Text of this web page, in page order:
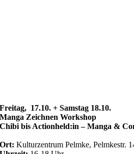
Freitag, 17.10. + Samstag 18.10.
Manga Zeichnen Workshop
Chibi bis Actionheld:in – Manga &
Ort: Kulturzentrum Pelmke, Pelmkestr.